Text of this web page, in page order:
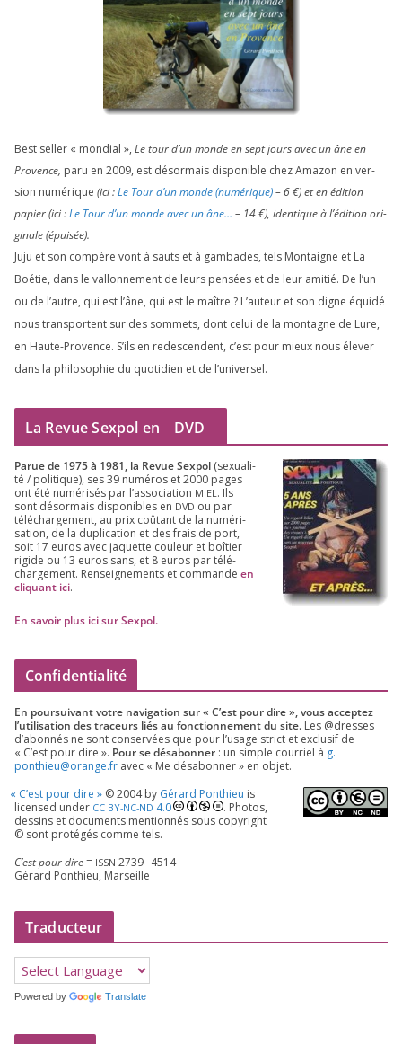
Best sel­ler « mon­dial », Le tour d’un monde en sept jours avec un âne en
Provence, paru en 2009, est désor­mais dis­po­nible chez Amazon en ver­
sion numé­rique (ici :Le Tour d’un monde (numé­rique)–6€) et en édi­tion
papier (ici :Le Tour d’un monde avec un âne… – 14€), iden­tique à l’é­di­tion ori­
gi­nale (épui­sée).
Juju et son com­père vont à sauts et à gam­bades, tels Montaigne et La
Boétie, dans le val­lon­ne­ment de leurs pen­sées et de leur ami­tié. De l’un
ou de l’autre, qui est l’âne, qui est le maître ? L’auteur et son digne équi­dé
nous trans­portent sur des som­mets, dont celui de la mon­tagne de Lure,
en Haute-Provence. S’ils en redes­cendent, c’est pour mieux nous éle­ver
dans la phi­lo­so­phie du quo­ti­dien et de l’universel.
La Revue Sexpol en DVD
Parue de 1975à 1981, la Revue Sex­pol (sexua­li­
té /​ poli­tique), ses39 numé­ros et2000 pages
ont été numé­ri­sés par l’as­so­cia­tion MIEL. Ils
sont désor­mais dis­po­nibles en DVD ou par
télé­char­ge­ment, au prix coû­tant de la numé­ri­
sa­tion, de la dupli­ca­tion et des frais de port,
soit 17 euros avec jaquette cou­leur et boî­tier
rigide ou 13 euros sans, et 8 euros par télé­
char­ge­ment. Ren­sei­gne­ments et com­mande en
cli­quant ici.
En savoir plus ici sur Sexpol.
Confidentialité
En pour­sui­vant votre navi­ga­tion sur « C’est pour dire », vous accep­tez
l’utilisation des tra­ceurs liés au fonc­tion­ne­ment du site. Les @dresses
d’a­bon­nés ne sont conser­vées que pour l’u­sage strict et exclu­sif de
« C’est pour dire ». Pour se désa­bon­ner : un simple cour­riel à g.​
ponthieu@​orange.​fr avec « Me désa­bon­ner » en objet.
« C’est pour dire » ©2004by Gérard Ponthieu is
licen­sed under CC BY-NC-ND 4.0
. Photos,
des­sins et docu­ments men­tion­nés sous copy­right
© sont pro­té­gés comme tels.
C’est pour dire= ISSN 2739–4514
Gérard Ponthieu, Marseille
Traducteur
Powered by Translate